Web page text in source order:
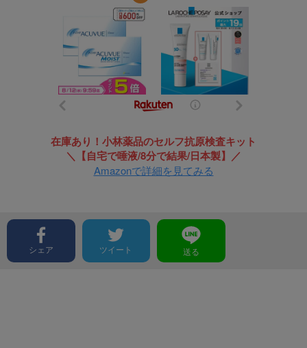
在庫あり！小林薬品のセルフ抗原検査キット
＼【自宅で唾液/8分で結果/日本製】／
Amazonで詳細を見てみる
シェア ツイート 送る